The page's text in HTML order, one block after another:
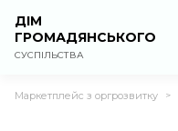
ДІМ
ГРОМАДЯНСЬКОГО
СУСПІЛЬСТВА
Маркетплейс з оргрозвитку >